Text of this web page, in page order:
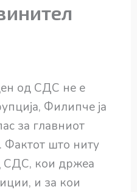
од СДС не е
Филипче ја
за главниот
Фактот што ниту
СДС, кои држеа
и за кои